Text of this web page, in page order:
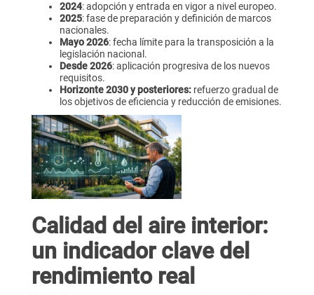
2024: adopción y entrada en vigor a nivel europeo.
2025: fase de preparación y definición de marcos
nacionales.
Mayo 2026: fecha límite para la transposición a la
legislación nacional.
Desde 2026: aplicación progresiva de los nuevos
requisitos.
Horizonte 2030 y posteriores: refuerzo gradual de
los objetivos de eficiencia y reducción de emisiones.
Calidad del aire interior:
un indicador clave del
rendimiento real